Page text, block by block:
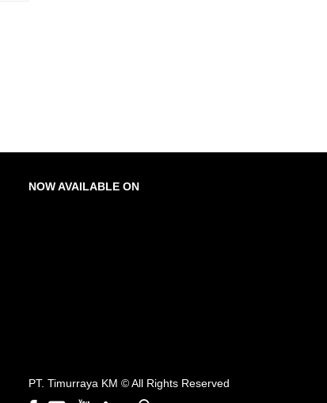
NOW AVAILABLE ON
PT. Timurraya KM ©All Rights Reserved